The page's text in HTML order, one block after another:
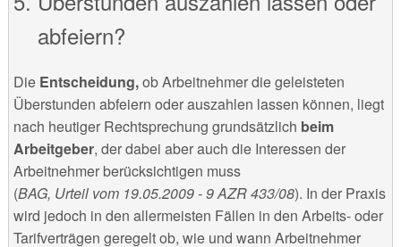
abfeiern?
Die Entscheidung,ob Arbeitnehmer die geleisteten
Überstunden abfeiern oder auszahlen lassen können, liegt
nach heutiger Rechtsprechung grundsätzlich beim
Arbeitgeber, der dabei aber auch die Interessen der
Arbeitnehmer berücksichtigen muss
(BAG, Urteil vom 19.05.2009 - 9 AZR 433/08). In der Praxis
wird jedoch in den allermeisten Fällen in den Arbeits- oder
Tarifverträgen geregelt ob, wie und wann Arbeitnehmer